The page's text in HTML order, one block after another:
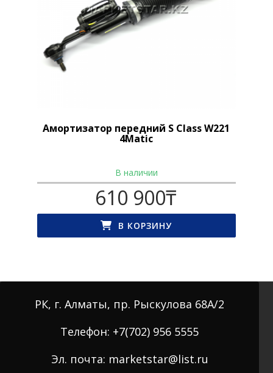
Амортизатор передний S Class W221
4Matic
В наличии
610 900₸
В КОРЗИНУ
РК, г. Алматы, пр. Рыскулова 68А/2
Телефон: +7(702) 956 5555
Эл. почта: marketstar@list.ru